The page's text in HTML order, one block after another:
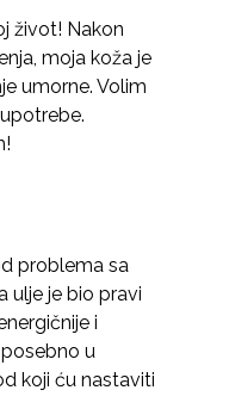
život! Nakon
moja koža je
umorne. Volim
problema sa
ulje je bio pravi
i
u
koji ću nastaviti